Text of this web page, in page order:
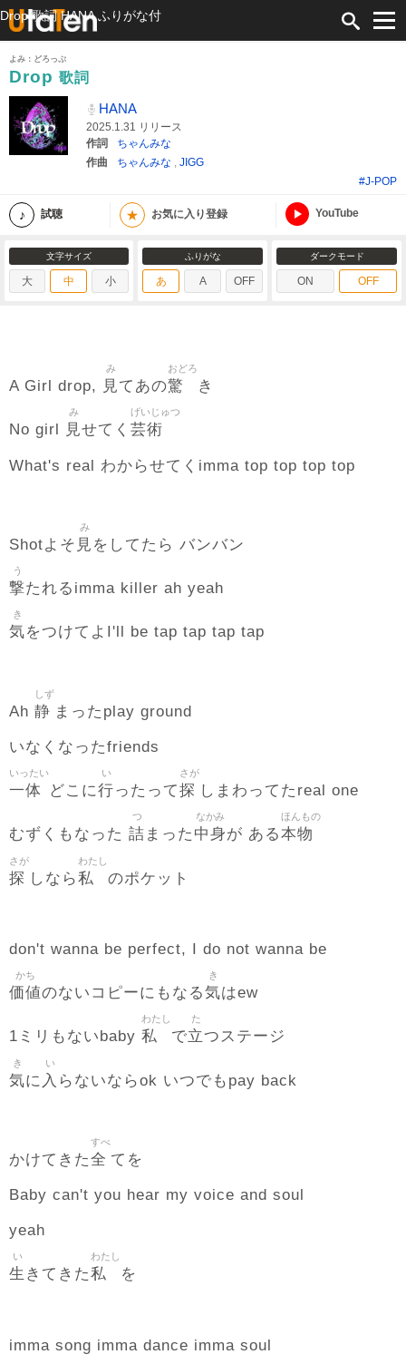
Drop 歌詞 HANA ふりがな付
よみ：どろっぷ
Drop 歌詞
HANA
2025.1.31 リリース
作詞
ちゃんみな
作曲
ちゃんみな , JIGG
#J-POP
試聴 ★ お気に入り登録 YouTube
文字サイズ
大 中 小
ふりがな
あ A OFF
ダークモード
ON OFF
A Girl drop, 見
み
てあの驚
おどろ
き
No girl 見
み
せてく 芸術
げいじゅつ
What's real わからせてくimma top top top top
Shotよそ 見
み
をしてたら バンバン
撃
う
たれるimma killer ah yeah
気
き
をつけてよI'll be tap tap tap tap
Ah 静
しず
まったplay ground
いなくなったfriends
一体
いったい
どこに行
い
ったって探
さが
しまわってたreal one
むずくもなった 詰
つ
まった 中身
なかみ
が ある本物
ほんもの
探
さが
しなら私
わたし
のポケット
don't wanna be perfect, I do not wanna be
価値
かち
のないコピーにもなる気
き
はew
1ミリもないbaby 私
わたし
で立
た
つステージ
気
き
に 入
い
らないならok いつでもpay back
かけてきた全
すべ
てを
Baby can't you hear my voice and soul
yeah
生
い
きてきた私
わたし
を
imma song imma dance imma soul